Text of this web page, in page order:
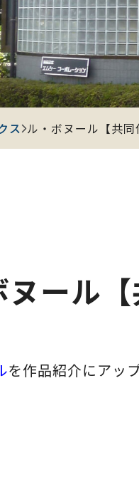
ス ル・ボヌール【共
ヌール
を作品紹介にアッ